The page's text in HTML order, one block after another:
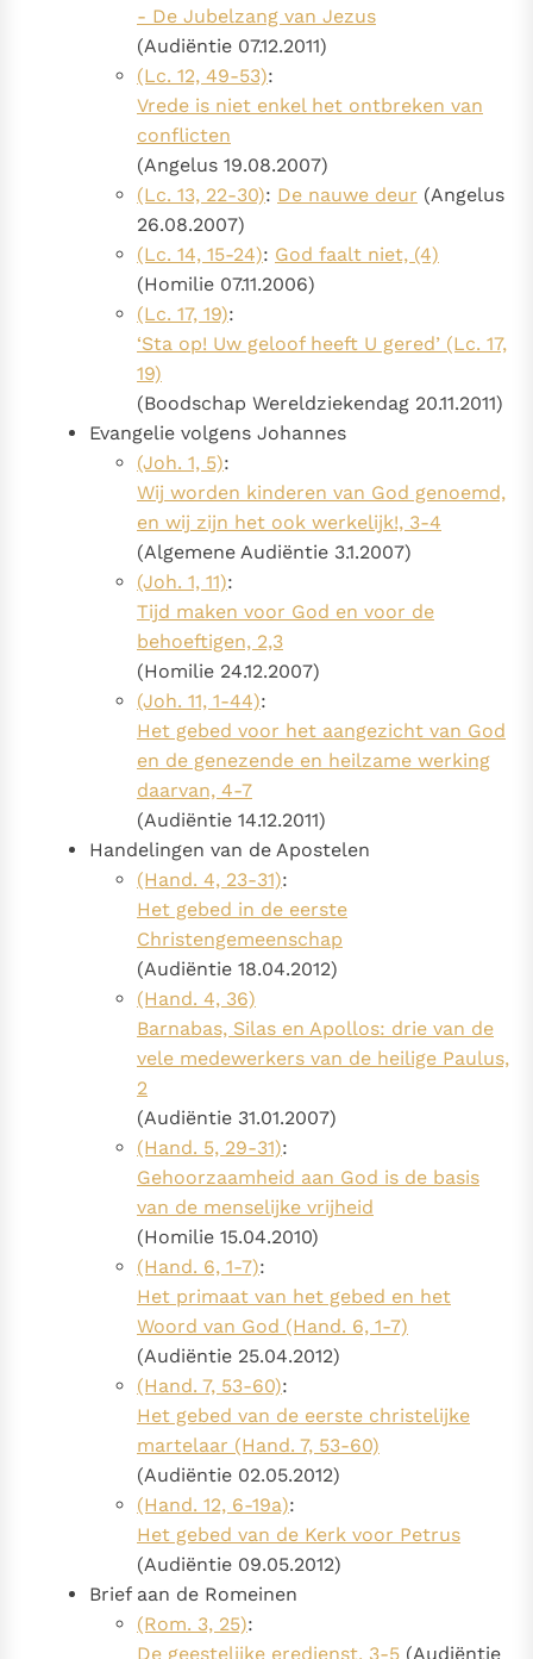
- De Jubelzang van Jezus
(Audiëntie 07.12.2011)
(Lc. 12, 49-53):
Vrede is niet enkel het ontbreken van
conflicten
(Angelus 19.08.2007)
(Lc. 13, 22-30): De nauwe deur (Angelus
26.08.2007)
(Lc. 14, 15-24): God faalt niet, (4)
(Homilie 07.11.2006)
(Lc. 17, 19):
‘Sta op! Uw geloof heeft U gered’ (Lc. 17,
19)
(Boodschap Wereldziekendag 20.11.2011)
Evangelie volgens Johannes
(Joh. 1, 5):
Wij worden kinderen van God genoemd,
en wij zijn het ook werkelijk!, 3-4
(Algemene Audiëntie 3.1.2007)
(Joh. 1, 11):
Tijd maken voor God en voor de
behoeftigen, 2,3
(Homilie 24.12.2007)
(Joh. 11, 1-44):
Het gebed voor het aangezicht van God
en de genezende en heilzame werking
daarvan, 4-7
(Audiëntie 14.12.2011)
Handelingen van de Apostelen
(Hand. 4, 23-31):
Het gebed in de eerste
Christengemeenschap
(Audiëntie 18.04.2012)
(Hand. 4, 36)
Barnabas, Silas en Apollos: drie van de
vele medewerkers van de heilige Paulus,
2
(Audiëntie 31.01.2007)
(Hand. 5, 29-31):
Gehoorzaamheid aan God is de basis
van de menselijke vrijheid
(Homilie 15.04.2010)
(Hand. 6, 1-7):
Het primaat van het gebed en het
Woord van God (Hand. 6, 1-7)
(Audiëntie 25.04.2012)
(Hand. 7, 53-60):
Het gebed van de eerste christelijke
martelaar (Hand. 7, 53-60)
(Audiëntie 02.05.2012)
(Hand. 12, 6-19a):
Het gebed van de Kerk voor Petrus
(Audiëntie 09.05.2012)
Brief aan de Romeinen
(Rom. 3, 25):
De geestelijke eredienst, 3-5 (Audiëntie